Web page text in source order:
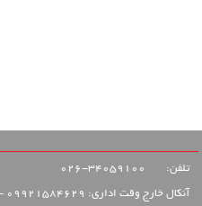
تلفن:
آنکال خارج وقت اداری: 09921584629 - 09124190255